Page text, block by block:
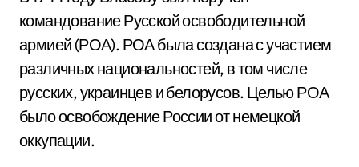
командование Русской освободительной
армией (РОА). РОА была создана с участием
различных национальностей, в том числе
русских, украинцев и белорусов. Целью РОА
было освобождение России от немецкой
оккупации.